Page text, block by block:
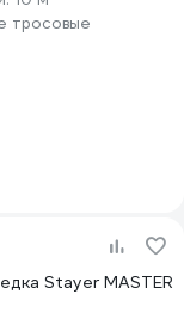
тросовые
Stayer MASTER